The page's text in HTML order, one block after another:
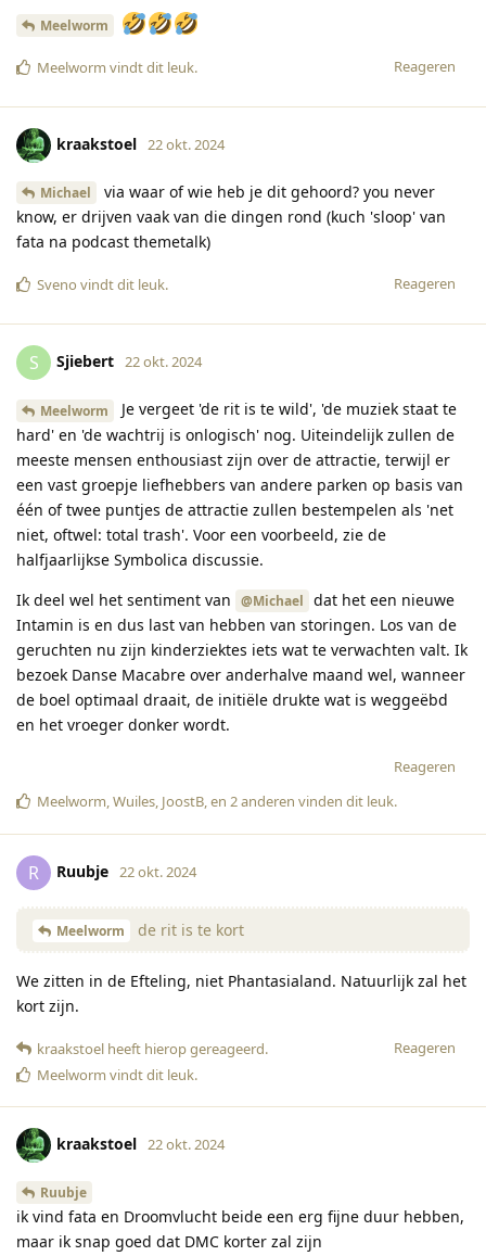
Meelworm
Reageren
Meelworm vindt dit leuk.
kraakstoel 22 okt. 2024
Michael
via waar of wie heb je dit gehoord? you never
know, er drijven vaak van die dingen rond (kuch 'sloop' van
fata na podcast themetalk)
Reageren
Sveno vindt dit leuk.
S Sjiebert 22 okt. 2024
Meelworm
Je vergeet 'de rit is te wild', 'de muziek staat te
hard' en 'de wachtrij is onlogisch' nog. Uiteindelijk zullen de
meeste mensen enthousiast zijn over de attractie, terwijl er
een vast groepje liefhebbers van andere parken op basis van
één of twee puntjes de attractie zullen bestempelen als 'net
niet, oftwel: total trash'. Voor een voorbeeld, zie de
halfjaarlijkse Symbolica discussie.
Ik deel wel het sentiment van @Michael dat het een nieuwe
Intamin is en dus last van hebben van storingen. Los van de
geruchten nu zijn kinderziektes iets wat te verwachten valt. Ik
bezoek Danse Macabre over anderhalve maand wel, wanneer
de boel optimaal draait, de initiële drukte wat is weggeëbd
en het vroeger donker wordt.
Reageren
Meelworm,Wuiles, JoostB, en 2anderen vinden dit leuk.
R Ruubje 22 okt. 2024
Meelworm de rit is te kort
We zitten in de Efteling, niet Phantasialand. Natuurlijk zal het
kort zijn.
Reageren
kraakstoel heeft hierop gereageerd.
Meelworm vindt dit leuk.
kraakstoel 22 okt. 2024
Ruubje
ik vind fata en Droomvlucht beide een erg fijne duur hebben,
maar ik snap goed dat DMC korter zal zijn